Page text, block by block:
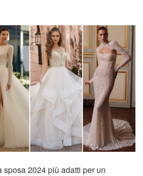
2024 più adatti per un